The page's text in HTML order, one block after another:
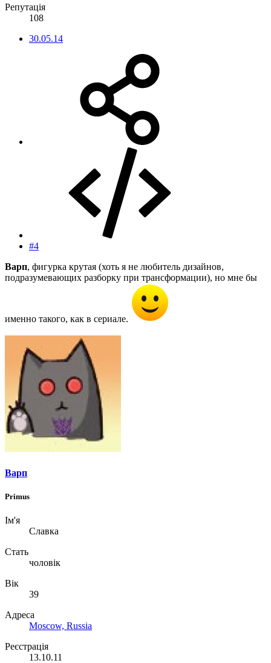
Репутація
108
30.05.14
#4
Варп, фигурка крутая (хоть я не любитель дизайнов,
подразумевающих разборку при трансформации), но мне бы
именно такого, как в сериале.
Варп
Primus
Ім'я
Славка
Стать
чоловік
Вік
39
Адреса
Moscow, Russia
Реєстрація
13.10.11